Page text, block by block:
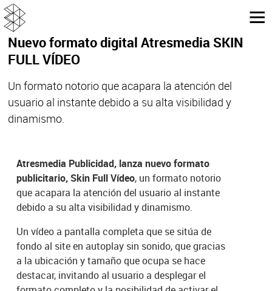
Nuevo formato digital Atresmedia SKIN
FULL VÍDEO
Un formato notorio que acapara la atención del
usuario al instante debido a su alta visibilidad y
dinamismo.
Atresmedia Publicidad, lanza nuevo formato
publicitario, Skin Full Vídeo, un formato notorio
que acapara la atención del usuario al instante
debido a su alta visibilidad y dinamismo.
Un vídeo a pantalla completa que se sitúa de
fondo al site en autoplay sin sonido, que gracias
a la ubicación y tamaño que ocupa se hace
destacar, invitando al usuario a desplegar el